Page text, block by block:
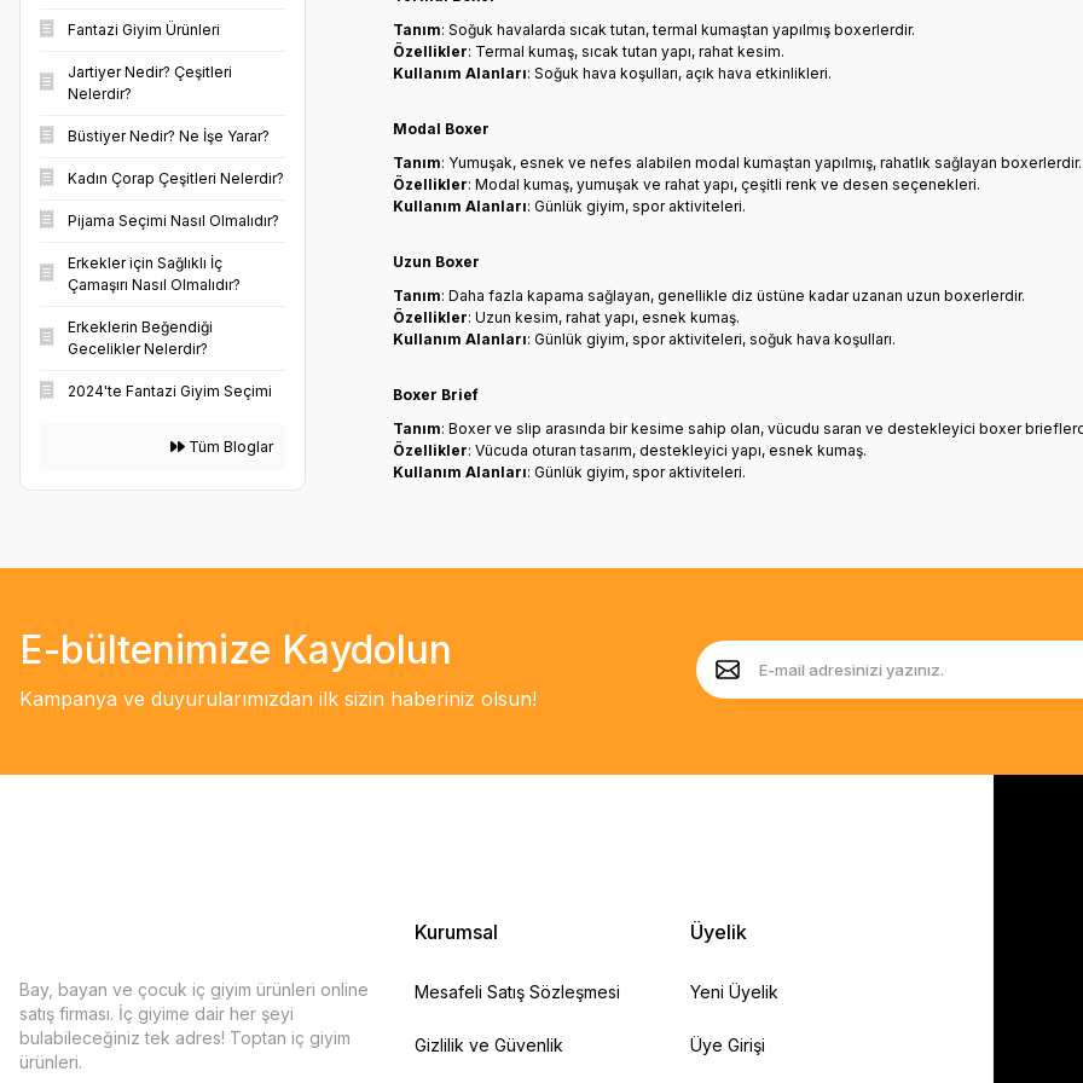
Fantazi Giyim Ürünleri
Jartiyer Nedir? Çeşitleri
Nelerdir?
Büstiyer Nedir? Ne İşe Yarar?
Kadın Çorap Çeşitleri Nelerdir?
Pijama Seçimi Nasıl Olmalıdır?
Erkekler için Sağlıklı İç
Çamaşırı Nasıl Olmalıdır?
Erkeklerin Beğendiği
Gecelikler Nelerdir?
2024'te Fantazi Giyim Seçimi
Tüm Bloglar
Tanım: Soğuk havalarda sıcak tutan, termal kumaştan yapılmış boxerlerdir.
Özellikler: Termal kumaş, sıcak tutan yapı, rahat kesim.
Kullanım Alanları: Soğuk hava koşulları, açık hava etkinlikleri.
Modal Boxer
Tanım: Yumuşak, esnek ve nefes alabilen modal kumaştan yapılmış, rahatlık sağlayan boxerlerdir.
Özellikler: Modal kumaş, yumuşak ve rahat yapı, çeşitli renk ve desen seçenekleri.
Kullanım Alanları: Günlük giyim, spor aktiviteleri.
Uzun Boxer
Tanım: Daha fazla kapama sağlayan, genellikle diz üstüne kadar uzanan uzun boxerlerdir.
Özellikler: Uzun kesim, rahat yapı, esnek kumaş.
Kullanım Alanları: Günlük giyim, spor aktiviteleri, soğuk hava koşulları.
Boxer Brief
Tanım: Boxer ve slip arasında bir kesime sahip olan, vücudu saran ve destekleyici boxer
Özellikler: Vücuda oturan tasarım, destekleyici yapı, esnek kumaş.
Kullanım Alanları: Günlük giyim, spor aktiviteleri.
E-bültenimize Kaydolun
Kampanya ve duyurularımızdan ilk sizin haberiniz olsun!
Bay, bayan ve çocuk iç giyim ürünleri online
satış firması. İç giyime dair her şeyi
bulabileceğiniz tek adres! Toptan iç giyim
ürünleri.
Kurumsal
Mesafeli Satış Sözleşmesi
Gizlilik ve Güvenlik
Üyelik
Yeni Üyelik
Üye Girişi